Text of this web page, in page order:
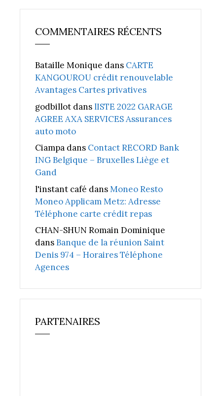
COMMENTAIRES RÉCENTS
Bataille Monique dans CARTE
KANGOUROU crédit renouvelable
Avantages Cartes privatives
godbillot danslISTE 2022 GARAGE
AGREE AXA SERVICES Assurances
auto moto
Ciampa dans Contact RECORD Bank
ING Belgique – Bruxelles Liège et
Gand
l'instant café dansMoneo Resto
Moneo Applicam Metz: Adresse
Téléphone carte crédit repas
CHAN-SHUN Romain Dominique
dansBanque de la réunion Saint
Denis 974 – Horaires Téléphone
Agences
PARTENAIRES